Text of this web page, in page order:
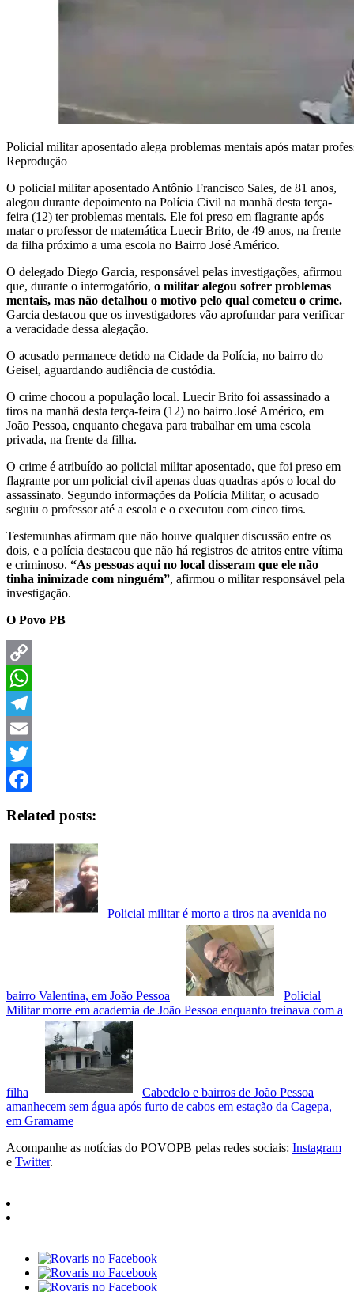
Policial militar aposentado alega problemas mentais após matar
Reprodução
O policial militar aposentado Antônio Francisco Sales, de 81 anos,
alegou durante depoimento na Polícia Civil na manhã desta terça-
feira (12) ter problemas mentais. Ele foi preso em flagrante após
matar o professor de matemática Luecir Brito, de 49 anos, na frente
da filha próximo a uma escola no Bairro José Américo.
O delegado Diego Garcia, responsável pelas investigações, afirmou
que, durante o interrogatório, o militar alegou sofrer problemas
mentais, mas não detalhou o motivo pelo qual cometeu o crime.
Garcia destacou que os investigadores vão aprofundar para verificar
a veracidade dessa alegação.
O acusado permanece detido na Cidade da Polícia, no bairro do
Geisel, aguardando audiência de custódia.
O crime chocou a população local. Luecir Brito foi assassinado a
tiros na manhã desta terça-feira (12) no bairro José Américo, em
João Pessoa, enquanto chegava para trabalhar em uma escola
privada, na frente da filha.
O crime é atribuído ao policial militar aposentado, que foi preso em
flagrante por um policial civil apenas duas quadras após o local do
assassinato. Segundo informações da Polícia Militar, o acusado
seguiu o professor até a escola e o executou com cinco tiros.
Testemunhas afirmam que não houve qualquer discussão entre os
dois, e a polícia destacou que não há registros de atritos entre vítima
e criminoso. “As pessoas aqui no local disseram que ele não
tinha inimizade com ninguém”, afirmou o militar responsável pela
investigação.
O Povo PB
Copy
Link
WhatsApp
Telegram
Email
Twitter
Related posts:
Policial militar é morto a tiros na avenida no
bairro Valentina, em João Pessoa
Policial
Militar morre em academia de João Pessoa enquanto treinava com a
filha
Cabedelo e bairros de João Pessoa
amanhecem sem água após furto de cabos em estação da Cagepa,
em Gramame
Acompanhe as notícias do POVOPB pelas redes sociais: Instagram
e Twitter.